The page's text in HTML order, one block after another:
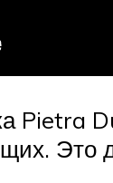
Pietra
Это